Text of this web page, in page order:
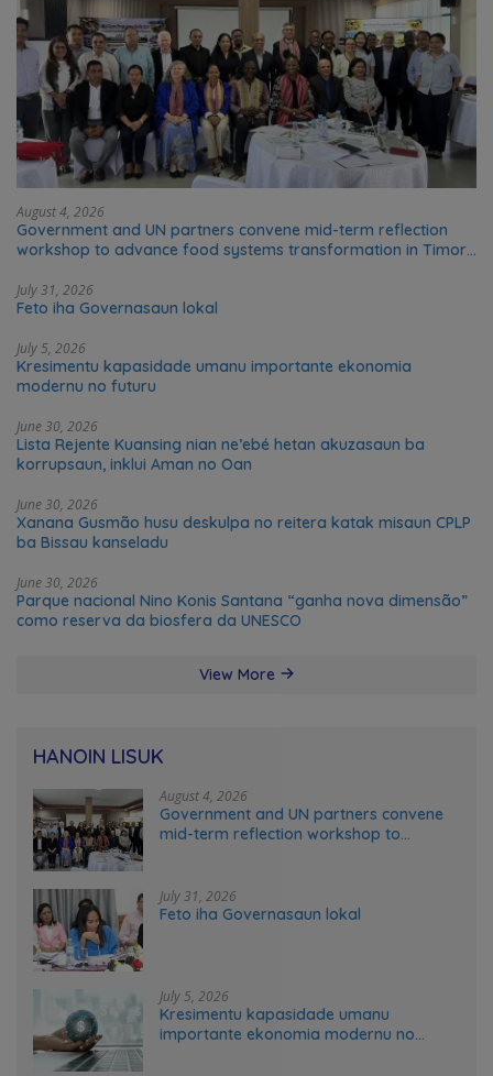
August 4, 2026
Government and UN partners convene mid-term reflection
workshop to advance food systems transformation in Timor-
July 31, 2026
Feto iha Governasaun lokal
July 5, 2026
Kresimentu kapasidade umanu importante ekonomia
modernu no futuru
June 30, 2026
Lista Rejente Kuansing nian ne’ebé hetan akuzasaun ba
korrupsaun, inklui Aman no Oan
June 30, 2026
Xanana Gusmão husu deskulpa no reitera katak misaun CPLP
ba Bissau kanseladu
June 30, 2026
Parque nacional Nino Konis Santana “ganha nova dimensão”
como reserva da biosfera da UNESCO
View More
HANOIN LISUK
August 4, 2026
Government and UN partners convene
mid-term reflection workshop to
July 31, 2026
Feto iha Governasaun lokal
July 5, 2026
Kresimentu kapasidade umanu
importante ekonomia modernu no